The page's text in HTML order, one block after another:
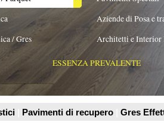
ESSENZA PREVALENTE REALIZZATO IN
Pavimenti di recupero Gres Effetto Legno
Prodotti